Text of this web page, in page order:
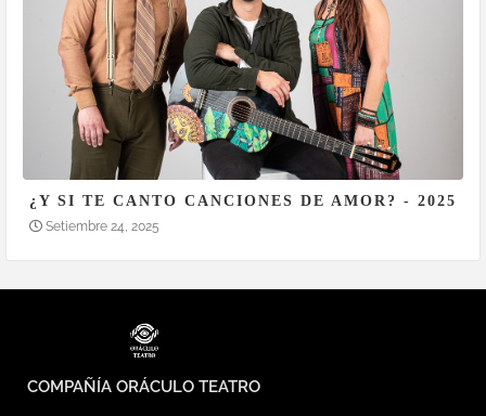
¿Y SI TE CANTO CANCIONES DE AMOR? - 2025
Setiembre 24, 2025
COMPAÑÍA ORÁCULO TEATRO